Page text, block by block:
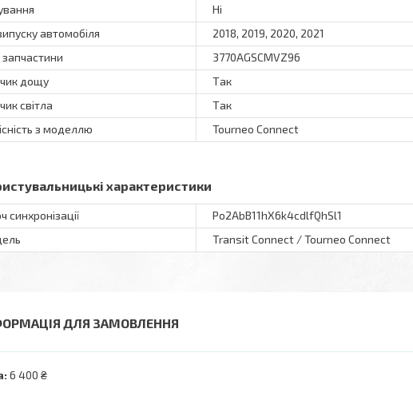
Ні
автомобіля
2018, 2019, 2020, 2021
3770AGSCMVZ96
дощу
Так
світла
Так
з моделлю
Tourneo Connect
характеристики
синхронізації
Po2AbB11hX6k4cdlfQhSl1
Transit Connect / Tourneo Connect
ДЛЯ ЗАМОВЛЕННЯ
6 400 ₴